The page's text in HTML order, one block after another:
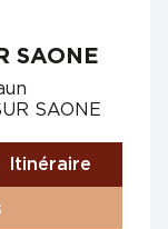
SAONE
SAONE
Itinéraire